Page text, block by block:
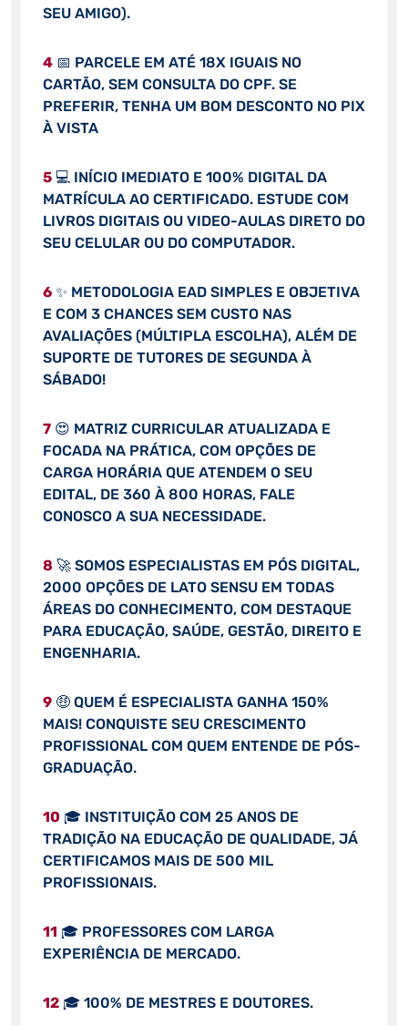
SEU AMIGO).
4📅 PARCELE EM ATÉ 18X IGUAIS NO
CARTÃO, SEM CONSULTA DO CPF. SE
PREFERIR, TENHA UM BOM DESCONTO NO PIX
À VISTA
5💻 INÍCIO IMEDIATO E 100% DIGITAL DA
MATRÍCULA AO CERTIFICADO. ESTUDE COM
LIVROS DIGITAIS OU VIDEO-AULAS DIRETO DO
SEU CELULAR OU DO COMPUTADOR.
6✨ METODOLOGIA EAD SIMPLES E OBJETIVA
E COM 3 CHANCES SEM CUSTO NAS
AVALIAÇÕES (MÚLTIPLA ESCOLHA), ALÉM DE
SUPORTE DE TUTORES DE SEGUNDA À
SÁBADO!
7😍 MATRIZ CURRICULAR ATUALIZADA E
FOCADA NA PRÁTICA, COM OPÇÕES DE
CARGA HORÁRIA QUE ATENDEM O SEU
EDITAL, DE 360 À 800 HORAS, FALE
CONOSCO A SUA NECESSIDADE.
8 🚀 SOMOS ESPECIALISTAS EM PÓS DIGITAL,
2000 OPÇÕES DE LATO SENSU EM TODAS
ÁREAS DO CONHECIMENTO, COM DESTAQUE
PARA EDUCAÇÃO, SAÚDE, GESTÃO, DIREITO E
ENGENHARIA.
9🤑 QUEM É ESPECIALISTA GANHA 150%
MAIS! CONQUISTE SEU CRESCIMENTO
PROFISSIONAL COM QUEM ENTENDE DE PÓS-
GRADUAÇÃO.
10 🎓 INSTITUIÇÃO COM 25 ANOS DE
TRADIÇÃO NA EDUCAÇÃO DE QUALIDADE, JÁ
CERTIFICAMOS MAIS DE 500 MIL
PROFISSIONAIS.
11 🎓 PROFESSORES COM LARGA
EXPERIÊNCIA DE MERCADO.
12🎓 100% DE MESTRES E DOUTORES.